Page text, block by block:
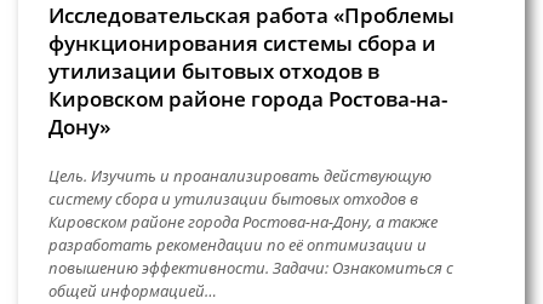
Исследовательская работа «Проблемы
функционирования системы сбора и
утилизации бытовых отходов в
Кировском районе города Ростова-на-
Дону»
Цель. Изучить и проанализировать действующую
систему сбора и утилизации бытовых отходов в
Кировском районе города Ростова-на-Дону, а также
разработать рекомендации по её оптимизации и
повышению эффективности. Задачи: Ознакомиться с
общей информацией…